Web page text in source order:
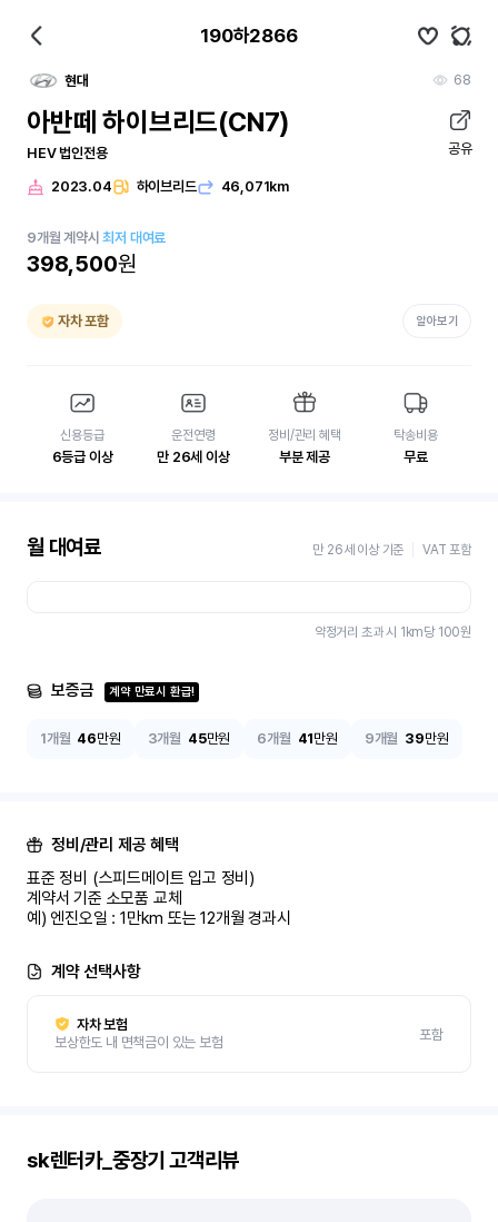
190하2866
현대 68
아반떼 하이브리드(CN7)
HEV 법인전용 공유
2023.04 하이브리드 46,071km
9개월 계약시최저 대여료
398,500원
자차 포함 알아보기
신용등급
6등급 이상
운전연령
만 26세 이상
정비/관리 혜택
부분 제공
탁송비용
무료
월 대여료 만 26세 이상 기준 VAT 포함
약정거리 초과 시 1km당 100원
보증금 계약 만료시 환급!
1개월 46만원 3개월 45만원 6개월 41만원 9개월 39만원
정비/관리 제공 혜택
표준 정비 (스피드메이트 입고 정비)
계약서 기준 소모품 교체
예) 엔진오일 : 1만km 또는 12개월 경과시
계약 선택사항
자차 보험
보상한도 내 면책금이 있는 보험
포함
sk렌터카_중장기 고객리뷰